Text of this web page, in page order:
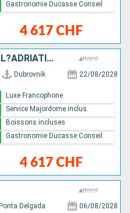
4 617 CHF
Gastronomie Ducasse Conseil
CITÉS ET SPLENDEURS DE L?ADRIATIQUE
Dubrovnik 22/08/2028
4 617 CHF
Luxe Francophone
Service Majordome inclus
Boissons incluses
Gastronomie Ducasse Conseil
Ponta Delgada 06/08/2028